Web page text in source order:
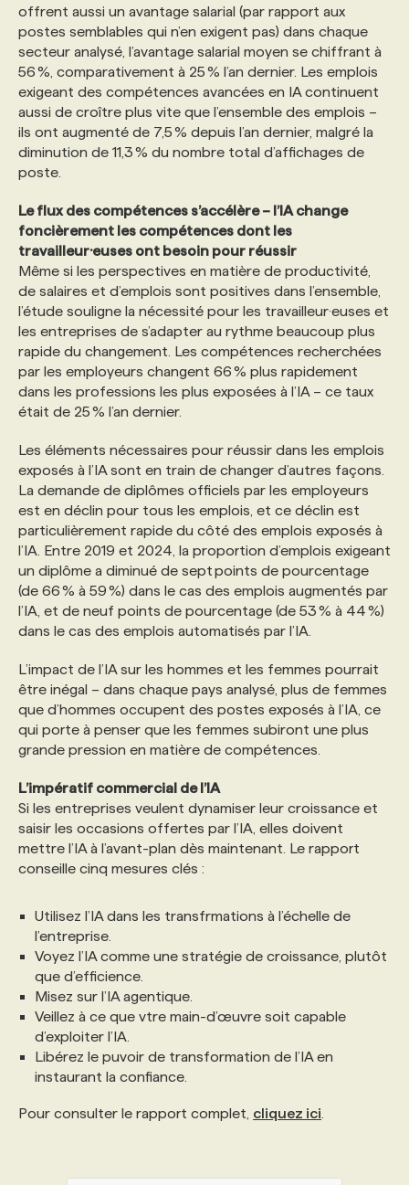
offrent aussi un avantage salarial (par rapport aux
postes semblables qui n’en exigent pas) dans chaque
secteur analysé, l’avantage salarial moyen se chiffrant à
56 %, comparativement à 25 % l’an dernier. Les emplois
exigeant des compétences avancées en IA continuent
aussi de croître plus vite que l’ensemble des emplois –
ils ont augmenté de 7,5 % depuis l’an dernier, malgré la
diminution de 11,3 % du nombre total d’affichages de
poste.
Le flux des compétences s’accélère – l’IA change
foncièrement les compétences dont les
travailleur·euses ont besoin pour réussir
Même si les perspectives en matière de productivité,
de salaires et d’emplois sont positives dans l’ensemble,
l’étude souligne la nécessité pour les travailleur·euses et
les entreprises de s’adapter au rythme beaucoup plus
rapide du changement. Les compétences recherchées
par les employeurs changent 66 % plus rapidement
dans les professions les plus exposées à l’IA – ce taux
était de 25 % l’an dernier.
Les éléments nécessaires pour réussir dans les emplois
exposés à l’IA sont en train de changer d’autres façons.
La demande de diplômes officiels par les employeurs
est en déclin pour tous les emplois, et ce déclin est
particulièrement rapide du côté des emplois exposés à
l’IA. Entre 2019 et 2024, la proportion d’emplois exigeant
un diplôme a diminué de sept points de pourcentage
(de 66 % à 59 %) dans le cas des emplois augmentés par
l’IA, et de neuf points de pourcentage (de 53 % à 44 %)
dans le cas des emplois automatisés par l’IA.
L’impact de l’IA sur les hommes et les femmes pourrait
être inégal – dans chaque pays analysé, plus de femmes
que d’hommes occupent des postes exposés à l’IA, ce
qui porte à penser que les femmes subiront une plus
grande pression en matière de compétences.
L’impératif commercial de l’IA
Si les entreprises veulent dynamiser leur croissance et
saisir les occasions offertes par l’IA, elles doivent
mettre l’IA à l’avant-plan dès maintenant. Le rapport
conseille cinq mesures clés :
Utilisez l’IA dans les transfrmations à l’échelle de
l’entreprise.
Voyez l’IA comme une stratégie de croissance, plutôt
que d’efficience.
Misez sur l’IA agentique.
Veillez à ce que vtre main-d’œuvre soit capable
d’exploiter l’IA.
Libérez le puvoir de transformation de l’IA en
instaurant la confiance.
Pour consulter le rapport complet, cliquez ici